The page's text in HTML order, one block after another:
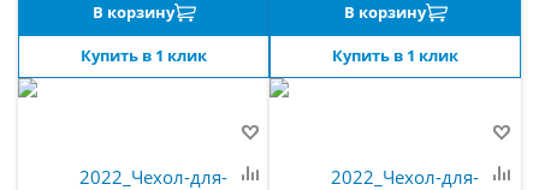
В корзину
Купить в 1 клик
В корзину
Купить в 1 клик